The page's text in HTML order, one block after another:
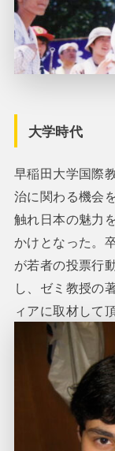
大学時代
早稲田大学国際
治に関わる機会
触れ日本の魅力
かけとなった。
が若者の投票行
し、ゼミ教授の
ィアに取材して